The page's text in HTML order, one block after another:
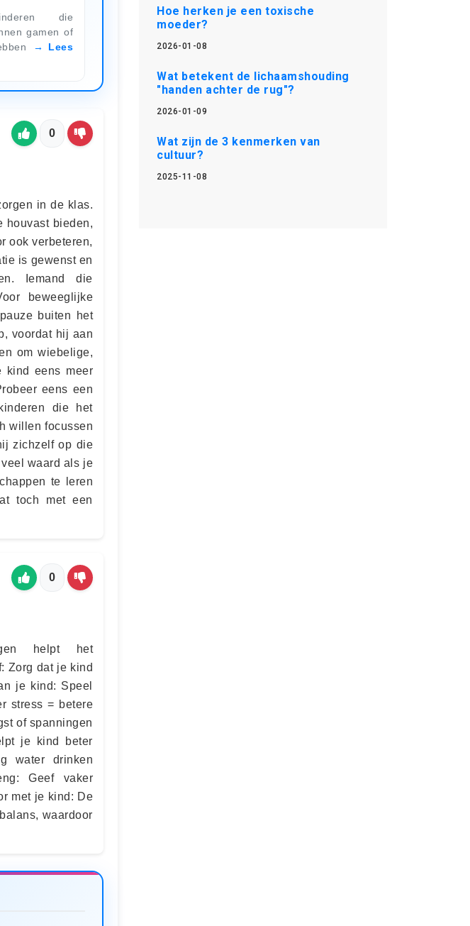
die
gamen of
Lees
0
in de klas.
houvast bieden,
ook verbeteren,
is gewenst en
Iemand die
beweeglijke
buiten het
voordat hij aan
om wiebelige,
kind eens meer
eens een
die het
willen focussen
zichzelf op die
waard als je
te leren
toch met een
0
helpt het
Zorg dat je kind
je kind: Speel
stress = betere
of spanningen
je kind beter
water drinken
Geef vaker
met je kind: De
waardoor
Hoe herken je een toxische
moeder?
2026-01-08
Wat betekent de lichaamshouding
"handen achter de rug"?
2026-01-09
Wat zijn de 3 kenmerken van
cultuur?
2025-11-08